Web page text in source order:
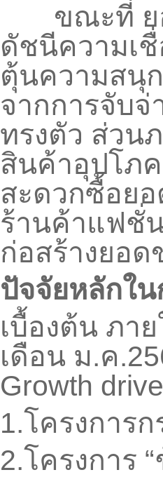
ขณะที่ ยอด
ดัชนีความเ
ตุ้นความสนุ
จากการจับ
ทรงตัว ส่วน
สินค้าอุปโภค
สะดวกซื้อย
ร้านค้าแฟชั่
ก่อสร้างยอ
ปัจจัยหลักใ
เบื้องต้น ภา
เดือน ม.ค.
Growth
1.โครงการ
2.โครงการ